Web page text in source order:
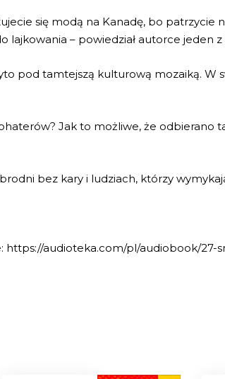
się modą na Kanadę, bo patrzycie
– powiedział autorce jeden
pod tamtejszą kulturową mozaiką.
Jak to możliwe, że odbierano
bez kary i ludziach, którzy
https://audioteka.com/pl/audiobook/27-